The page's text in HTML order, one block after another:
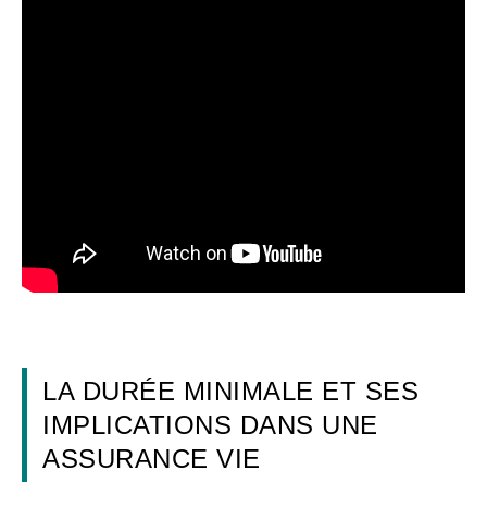
LA DURÉE MINIMALE ET SES
IMPLICATIONS DANS UNE
ASSURANCE VIE